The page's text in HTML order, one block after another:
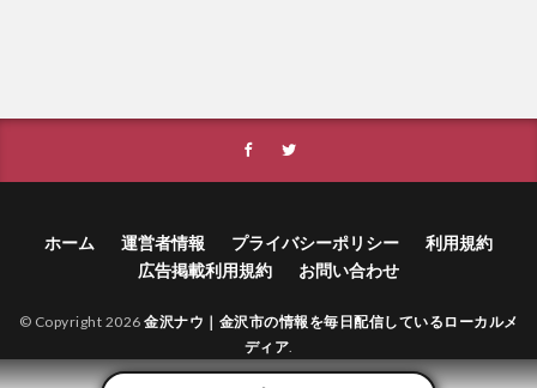
ホーム 運営者情報 プライバシーポリシー
利用規約
広告掲載利用規約
お問い合わせ
© Copyright 2026 金沢ナウ｜金沢市の情報を毎日配信しているローカルメ
ディア.